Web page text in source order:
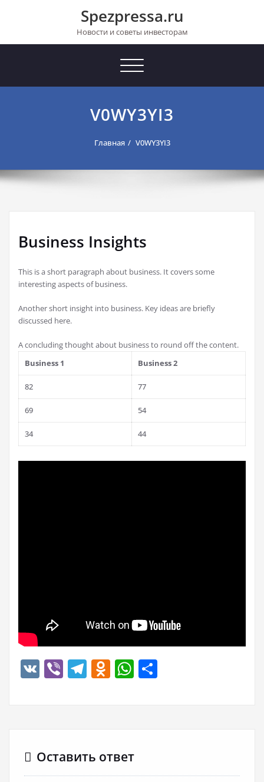
Spezpressa.ru
Новости и советы инвесторам
Toggle
V0WY3YI3
Главная V0WY3YI3
Business Insights
This is a short paragraph about business. It covers some
interesting aspects of business.
Another short insight into business. Key ideas are briefly
discussed here.
A concluding thought about business to round off the content.
Business 1
Business 2
82 77
69 54
34 44
VK ViberTelegram
Odnoklassniki
WhatsApp
Оставить ответ